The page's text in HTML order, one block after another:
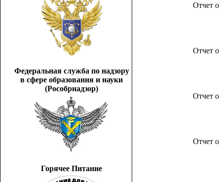
Федеральная служба по надзору
в сфере образования и науки
(Рособрнадзор)
Горячее Питание
Отчет
Отчет
Отчет
Отчет